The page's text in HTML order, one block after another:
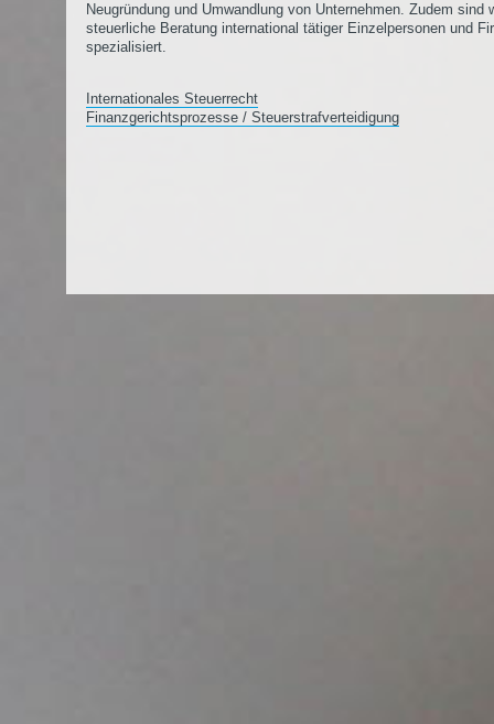
Neugründung und Umwandlung von Unternehmen. Zudem sind
steuerliche Beratung international tätiger Einzelpersonen und
spezialisiert.
Internationales Steuerrecht
Finanzgerichtsprozesse / Steuerstrafverteidigung